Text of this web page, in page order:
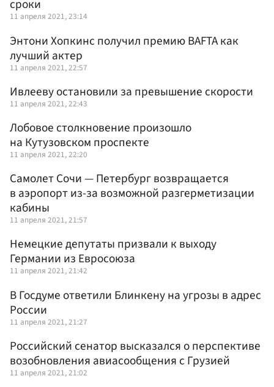
сроки
11 апреля 2021, 23:14
Энтони Хопкинс получил премию BAFTA как
лучший актер
11 апреля 2021, 22:57
Ивлееву остановили за превышение скорости
11 апреля 2021, 22:43
Лобовое столкновение произошло
на Кутузовском проспекте
11 апреля 2021, 22:20
Самолет Сочи — Петербург возвращается
в аэропорт из-за возможной разгерметизации
кабины
11 апреля 2021, 21:57
Немецкие депутаты призвали к выходу
Германии из Евросоюза
11 апреля 2021, 21:42
В Госдуме ответили Блинкену на угрозы в адрес
России
11 апреля 2021, 21:27
Российский сенатор высказался о перспективе
возобновления авиасообщения с Грузией
11 апреля 2021, 21:02